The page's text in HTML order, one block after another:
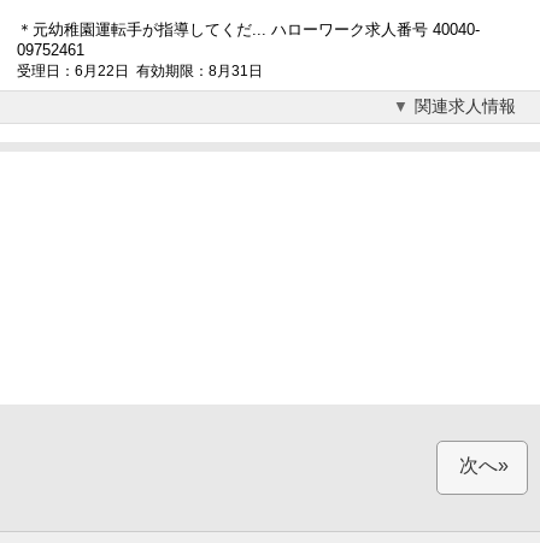
＊元幼稚園運転手が指導してくだ... ハローワーク求人番号 40040-
09752461
受理日：6月22日 有効期限：8月31日
関連求人情報
次へ»